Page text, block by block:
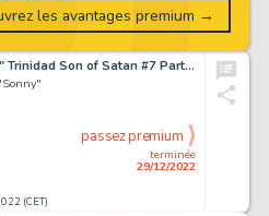
Celso "Sonny" Trinidad Son of Satan #7 Partial Story "Mirror of Judgement" Original Art Group of 11 (Marvel, 1976)... (Total: 11 Original Art)
(CET)
terminée
29/12/2022
passez premium
les avantages premium →